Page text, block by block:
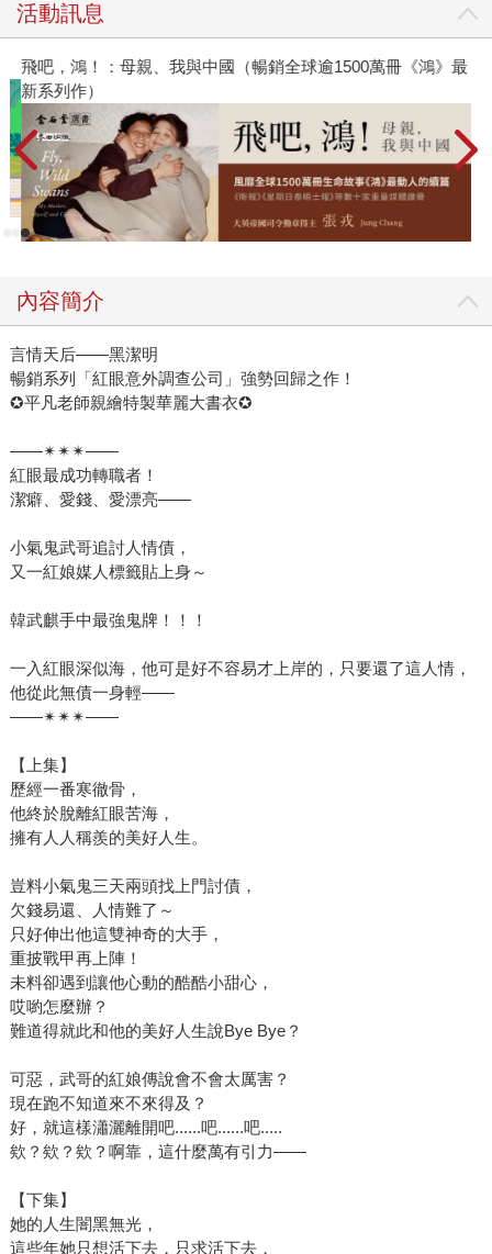
活動訊息
飛吧，鴻！：母親、我與中國（暢銷全球逾1500萬冊《鴻》最
新系列作）
內容簡介
言情天后——黑潔明
暢銷系列「紅眼意外調查公司」強勢回歸之作！
✪平凡老師親繪特製華麗大書衣✪
——✴✴✴——
紅眼最成功轉職者！
潔癖、愛錢、愛漂亮——
小氣鬼武哥追討人情債，
又一紅娘媒人標籤貼上身～
韓武麒手中最強鬼牌！！！
一入紅眼深似海，他可是好不容易才上岸的，只要還了這人情，
他從此無債一身輕——
——✴✴✴——
【上集】
歷經一番寒徹骨，
他終於脫離紅眼苦海，
擁有人人稱羨的美好人生。
豈料小氣鬼三天兩頭找上門討債，
欠錢易還、人情難了～
只好伸出他這雙神奇的大手，
重披戰甲再上陣！
未料卻遇到讓他心動的酷酷小甜心，
哎喲怎麼辦？
難道得就此和他的美好人生說Bye Bye？
可惡，武哥的紅娘傳說會不會太厲害？
現在跑不知道來不來得及？
好，就這樣瀟灑離開吧......吧......吧.....
欸？欸？欸？啊靠，這什麼萬有引力——
【下集】
她的人生闇黑無光，
這些年她只想活下去，只求活下去，